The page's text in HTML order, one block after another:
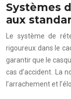
Systèmes
aux
Le système de
rigoureux dans le
garantir que le
cas d’accident. La
l’arrachement et